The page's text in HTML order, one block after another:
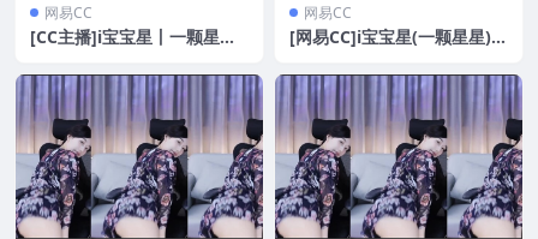
网易CC
[CC主播]i宝宝星丨一颗星星
网易CC
[网易CC]i宝宝星(一颗星星)